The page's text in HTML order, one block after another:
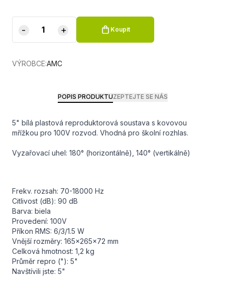
- + Koupit
VÝROBCE:AMC
POPIS PRODUKTUZEPTEJTE SE NÁS
5" bílá plastová reproduktorová soustava s kovovou
mřížkou pro 100V rozvod. Vhodná pro školní rozhlas.
Vyzařovací uhel: 180° (horizontálně), 140° (vertikálně)
Frekv. rozsah: 70-18000 Hz
Citlivost (dB): 90 dB
Barva: biela
Provedení: 100V
Příkon RMS: 6/3/1.5 W
Vnější rozměry: 165x265x72 mm
Celková hmotnost: 1,2 kg
Průměr repro ("): 5"
Navštívili jste: 5"